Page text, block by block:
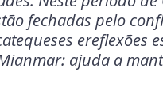
fechadas pelo
ereflexões
ajuda a